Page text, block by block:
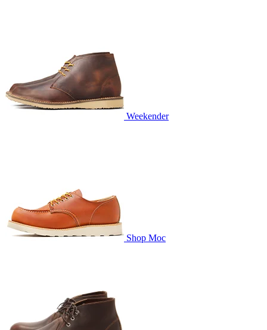
Weekender
Shop Moc